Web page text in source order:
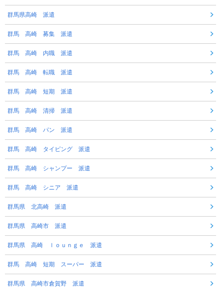
群馬県高崎 派遣
群馬 高崎 募集 派遣
群馬 高崎 内職 派遣
群馬 高崎 転職 派遣
群馬 高崎 短期 派遣
群馬 高崎 清掃 派遣
群馬 高崎 パン 派遣
群馬 高崎 タイピング 派遣
群馬 高崎 シャンプー 派遣
群馬 高崎 シニア 派遣
群馬県 北高崎 派遣
群馬県 高崎市 派遣
群馬県 高崎 ｌｏｕｎｇｅ 派遣
群馬 高崎 短期 スーパー 派遣
群馬県 高崎市倉賀野 派遣